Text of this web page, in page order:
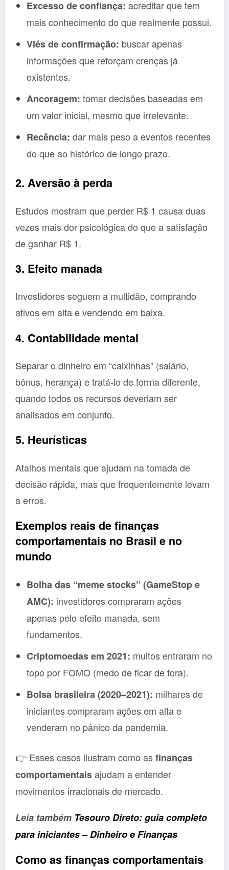
Excesso de confiança: acreditar que tem
mais conhecimento do que realmente possui.
Viés de confirmação: buscar apenas
informações que reforçam crenças já
existentes.
Ancoragem: tomar decisões baseadas em
um valor inicial, mesmo que irrelevante.
Recência: dar mais peso a eventos recentes
do que ao histórico de longo prazo.
2. Aversão à perda
Estudos mostram que perder R$ 1 causa duas
vezes mais dor psicológica do que a satisfação
de ganhar R$ 1.
3. Efeito manada
Investidores seguem a multidão, comprando
ativos em alta e vendendo em baixa.
4. Contabilidade mental
Separar o dinheiro em “caixinhas” (salário,
bônus, herança) e tratá-lo de forma diferente,
quando todos os recursos deveriam ser
analisados em conjunto.
5. Heurísticas
Atalhos mentais que ajudam na tomada de
decisão rápida, mas que frequentemente levam
a erros.
Exemplos reais de finanças
comportamentais no Brasil e no
mundo
Bolha das “meme stocks” (GameStop e
AMC): investidores compraram ações
apenas pelo efeito manada, sem
fundamentos.
Criptomoedas em 2021: muitos entraram no
topo por FOMO (medo de ficar de fora).
Bolsa brasileira (2020–2021): milhares de
iniciantes compraram ações em alta e
venderam no pânico da pandemia.
👉 Esses casos ilustram como asfinanças
comportamentaisajudam a entender
movimentos irracionais de mercado.
Leia também Tesouro Direto: guia completo
para iniciantes – Dinheiro e Finanças
Como as finanças comportamentais